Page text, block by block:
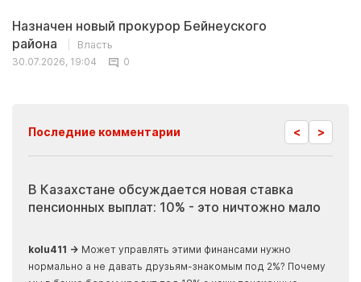
Назначен новый прокурор Бейнеуского
района
Власть
30.07.2026, 19:04
0
Последние комментарии < >
В Казахстане обсуждается новая ставка
пенсионных выплат: 10% - это ничтожно мало
kolu411 → Может управлять этими финансами нужно
нормально а не давать друзьям-знакомым под 2%? Почему